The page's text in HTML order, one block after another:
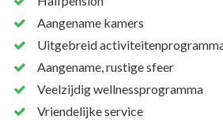
Aangename kamers
Uitgebreid
Aangename, rustige sfeer
Veelzijdig wellnessprogramma
Vriendelijke service